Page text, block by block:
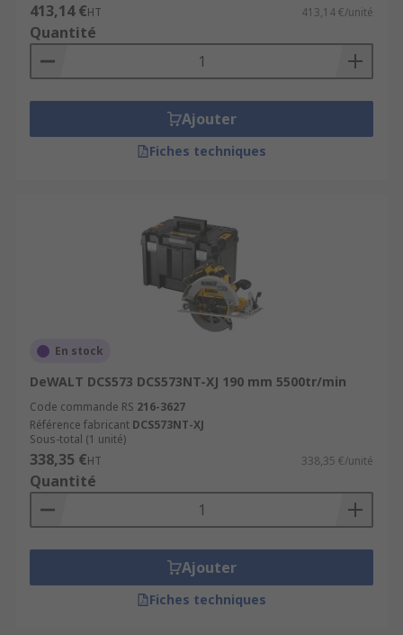
413,14 €HT 413,14 €/unité
Quantité
Ajouter
Fiches techniques
En stock
DeWALT DCS573 DCS573NT-XJ 190 mm 5500tr/min
Code commande RS 216-3627
Référence fabricant DCS573NT-XJ
Sous-total (1 unité)
338,35 €HT 338,35 €/unité
Quantité
Ajouter
Fiches techniques